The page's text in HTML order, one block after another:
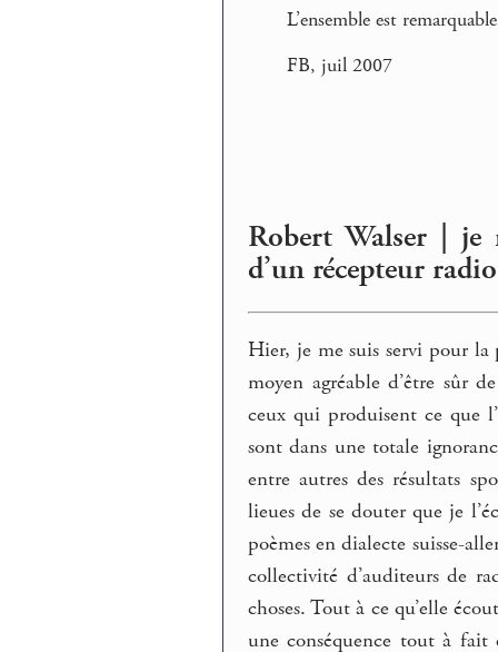
L’ensemble est
FB, juil 2007
Robert Walser |
d’un récepteur radio
Hier, je me suis servi pour la
moyen agréable d’être sûr
ceux qui produisent ce que
sont dans une totale
entre autres des résultats
lieues de se douter que je
poèmes en dialecte suisse-
collectivité d’auditeurs de
choses. Tout à ce qu’elle
une conséquence tout à fait